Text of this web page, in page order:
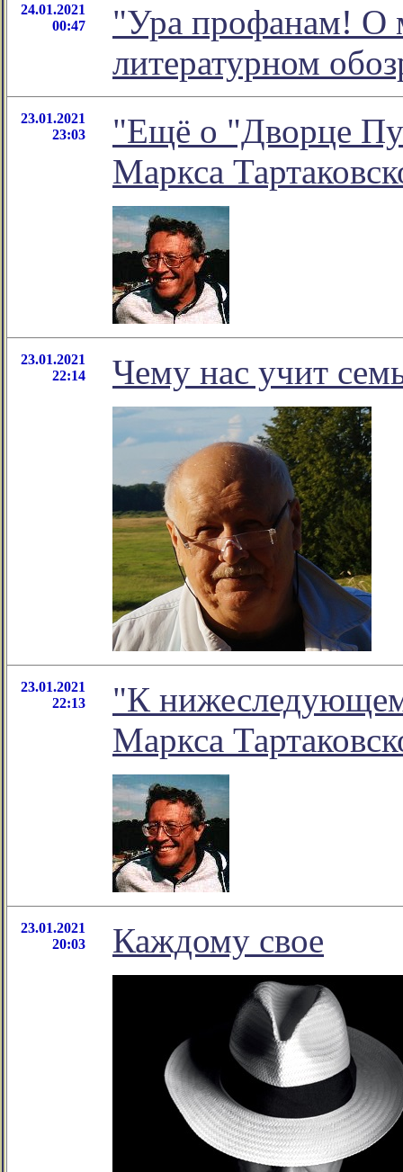
24.01.2021
00:47
"Ура профанам! О
литературном
23.01.2021
23:03
"Ещё о "Дворце
Маркса
23.01.2021
22:14
Чему нас учит
23.01.2021
22:13
"К
Маркса
23.01.2021
20:03
Каждому свое